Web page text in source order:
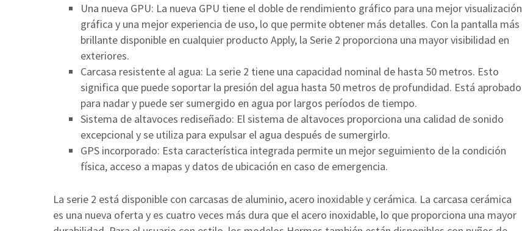
Una nueva GPU: La nueva GPU tiene el doble de rendimiento gráfico para una mejor visualización
gráfica y una mejor experiencia de uso, lo que permite obtener más detalles. Con la pantalla más
brillante disponible en cualquier producto Apply, la Serie 2 proporciona una mayor visibilidad en
exteriores.
Carcasa resistente al agua: La serie 2 tiene una capacidad nominal de hasta 50 metros. Esto
significa que puede soportar la presión del agua hasta 50 metros de profundidad. Está aprobado
para nadar y puede ser sumergido en agua por largos períodos de tiempo.
Sistema de altavoces rediseñado: El sistema de altavoces proporciona una calidad de sonido
excepcional y se utiliza para expulsar el agua después de sumergirlo.
GPS incorporado: Esta característica integrada permite un mejor seguimiento de la condición
física, acceso a mapas y datos de ubicación en caso de emergencia.
La serie 2 está disponible con carcasas de aluminio, acero inoxidable y cerámica. La carcasa cerámica
es una nueva oferta y es cuatro veces más dura que el acero inoxidable, lo que proporciona una mayor